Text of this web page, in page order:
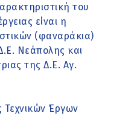
του
είναι η
(φαναράκια)
Νεάπολης και
της Δ.Ε. Αγ.
Τεχνικών Έργων